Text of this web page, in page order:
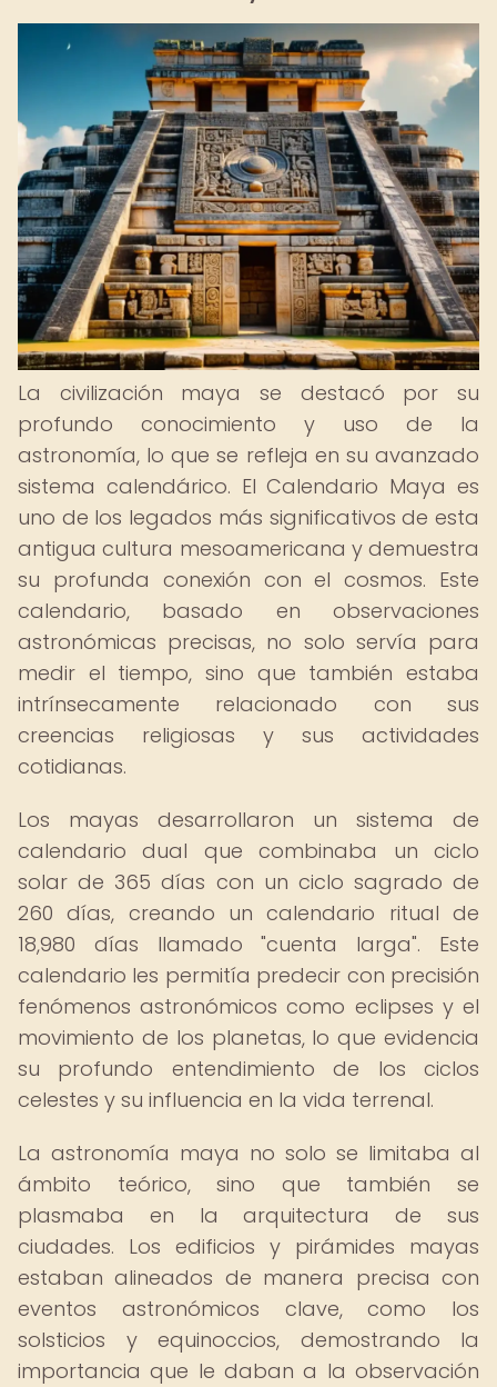
La civilización maya se destacó por su
profundo conocimiento y uso de la
astronomía, lo que se refleja en su avanzado
sistema calendárico. El Calendario Maya es
uno de los legados más significativos de esta
antigua cultura mesoamericana y demuestra
su profunda conexión con el cosmos. Este
calendario, basado en observaciones
astronómicas precisas, no solo servía para
medir el tiempo, sino que también estaba
intrínsecamente relacionado con sus
creencias religiosas y sus actividades
cotidianas.
Los mayas desarrollaron un sistema de
calendario dual que combinaba un ciclo
solar de 365 días con un ciclo sagrado de
260 días, creando un calendario ritual de
18,980 días llamado "cuenta larga". Este
calendario les permitía predecir con precisión
fenómenos astronómicos como eclipses y el
movimiento de los planetas, lo que evidencia
su profundo entendimiento de los ciclos
celestes y su influencia en la vida terrenal.
La astronomía maya no solo se limitaba al
ámbito teórico, sino que también se
plasmaba en la arquitectura de sus
ciudades. Los edificios y pirámides mayas
estaban alineados de manera precisa con
eventos astronómicos clave, como los
solsticios y equinoccios, demostrando la
importancia que le daban a la observación